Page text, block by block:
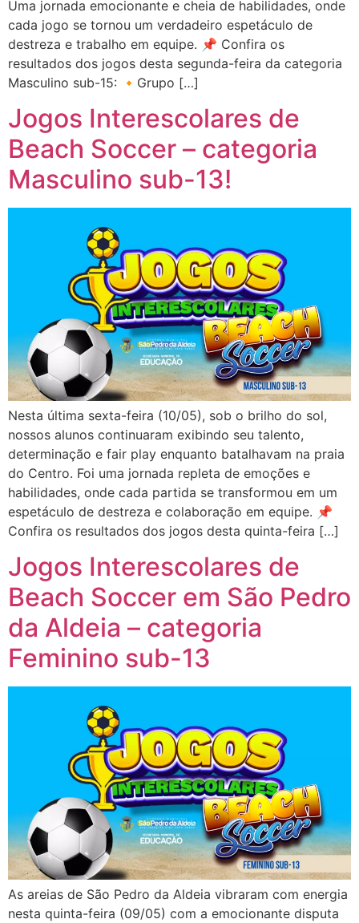
Uma jornada emocionante e cheia de habilidades, onde
cada jogo se tornou um verdadeiro espetáculo de
destreza e trabalho em equipe. 📌 Confira os
resultados dos jogos desta segunda-feira da categoria
Masculino sub-15: 🔸Grupo […]
Jogos Interescolares de
Beach Soccer – categoria
Masculino sub-13!
Nesta última sexta-feira (10/05), sob o brilho do sol,
nossos alunos continuaram exibindo seu talento,
determinação e fair play enquanto batalhavam na praia
do Centro. Foi uma jornada repleta de emoções e
habilidades, onde cada partida se transformou em um
espetáculo de destreza e colaboração em equipe. 📌
Confira os resultados dos jogos desta quinta-feira […]
Jogos Interescolares de
Beach Soccer em São Pedro
da Aldeia – categoria
Feminino sub-13
As areias de São Pedro da Aldeia vibraram com energia
nesta quinta-feira (09/05) com a emocionante disputa